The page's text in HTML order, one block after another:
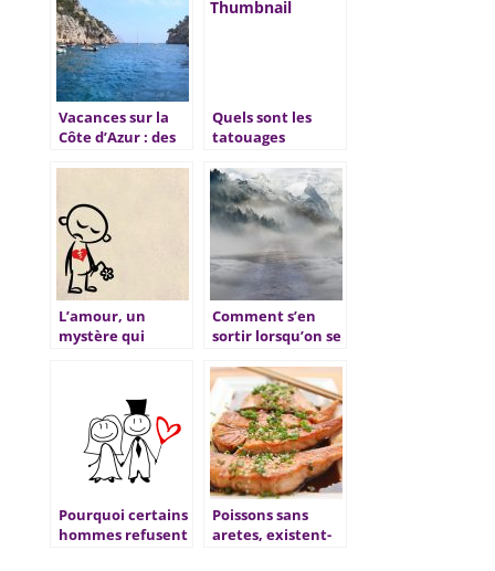
Vacances sur la
Côte d’Azur : des
Quels sont les
tatouages
hommes les plus
sexys ?
L’amour, un
mystère qui
Comment s’en
sortir lorsqu’on se
brouillard?
Pourquoi certains
hommes refusent
Poissons sans
aretes, existent-